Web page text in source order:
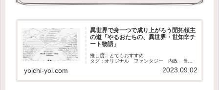
異世界で身一つで成り上がろう開拓領主
の道「やるおたちの、異世界・世知辛チ
ート物語」
推し度：とてもおすすめ
タグ：オリジナル ファンタジー 内政 長
yoichi-yoi.com 2023.09.02